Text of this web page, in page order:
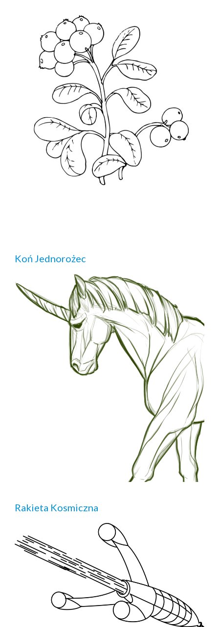
Koń Jednorożec
Rakieta Kosmiczna